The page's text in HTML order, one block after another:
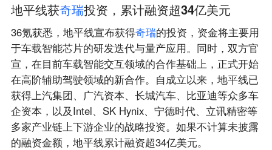
地平线获奇瑞投资，累计融资超34亿美元
36氪获悉，地平线宣布获得奇瑞的投资，资金将主要用
于车载智能芯片的研发迭代与量产应用。同时，双方官
宣，在目前车载智能交互领域的合作基础上，正式开始
在高阶辅助驾驶领域的新合作。自成立以来，地平线已
获得上汽集团、广汽资本、长城汽车、比亚迪等众多车
企资本，以及Intel、SK Hynix、宁德时代、立讯精密等
多家产业链上下游企业的战略投资。如果不计算未披露
的融资金额，地平线累计融资超34亿美元。